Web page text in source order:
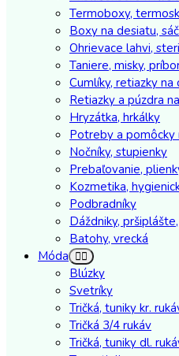
Termoboxy,
Boxy na desiatu,
Ohrievace lahvi,
Taniere, misky,
Cumlíky, retiazky na
Retiazky a púzdra
Hryzátka, hrkálky
Potreby a pomôcky
Nočníky, stupienky
Prebaľovanie,
Kozmetika,
Podbradníky
Dáždniky,
Batohy, vrecká
Móda
Blúzky
Svetríky
Tričká, tuniky kr.
Tričká 3/4 rukáv
Tričká, tuniky dl.